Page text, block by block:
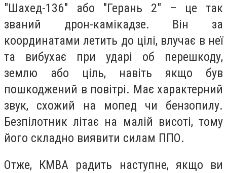
"Шахед-136" або "Герань 2" – це так
званий дрон-камікадзе. Він за
координатами летить до цілі, влучає в неї
та вибухає при ударі об перешкоду,
землю або ціль, навіть якщо був
пошкоджений в повітрі. Має характерний
звук, схожий на мопед чи бензопилу.
Безпілотник літає на малій висоті, тому
його складно виявити силам ППО.
Отже, КМВА радить наступне, якщо ви